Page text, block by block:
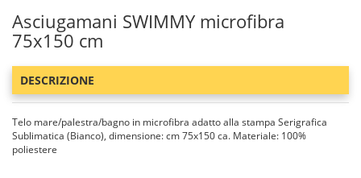
Asciugamani SWIMMY microfibra
75x150 cm
DESCRIZIONE
Telo mare/palestra/bagno in microfibra adatto alla stampa Serigrafica
Sublimatica (Bianco), dimensione: cm 75x150 ca. Materiale: 100%
poliestere